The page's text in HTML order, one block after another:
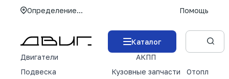
Определение... Помощь
Каталог
Двигатели
АКПП
Подвеска
Кузовные запчасти
Отопление